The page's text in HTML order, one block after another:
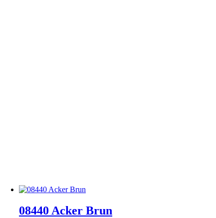
08440 Acker Brun